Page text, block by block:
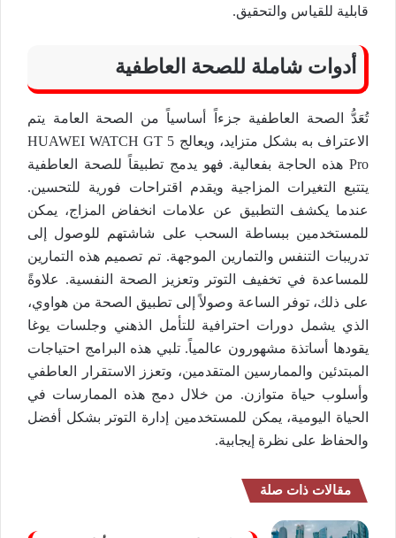
قابلية للقياس والتحقيق.
أدوات شاملة للصحة العاطفية
تُعَدُّ الصحة العاطفية جزءاً أساسياً من الصحة العامة يتم
الاعتراف به بشكل متزايد، ويعالج HUAWEI WATCH GT 5
Pro هذه الحاجة بفعالية. فهو يدمج تطبيقاً للصحة العاطفية
يتتبع التغيرات المزاجية ويقدم اقتراحات فورية للتحسين.
عندما يكشف التطبيق عن علامات انخفاض المزاج، يمكن
للمستخدمين ببساطة السحب على شاشتهم للوصول إلى
تدريبات التنفس والتمارين الموجهة. تم تصميم هذه التمارين
للمساعدة في تخفيف التوتر وتعزيز الصحة النفسية. علاوةً
على ذلك، توفر الساعة وصولاً إلى تطبيق الصحة من هواوي،
الذي يشمل دورات احترافية للتأمل الذهني وجلسات يوغا
يقودها أساتذة مشهورون عالمياً. تلبي هذه البرامج احتياجات
المبتدئين والممارسين المتقدمين، وتعزز الاستقرار العاطفي
وأسلوب حياة متوازن. من خلال دمج هذه الممارسات في
الحياة اليومية، يمكن للمستخدمين إدارة التوتر بشكل أفضل
والحفاظ على نظرة إيجابية.
مقالات ذات صلة